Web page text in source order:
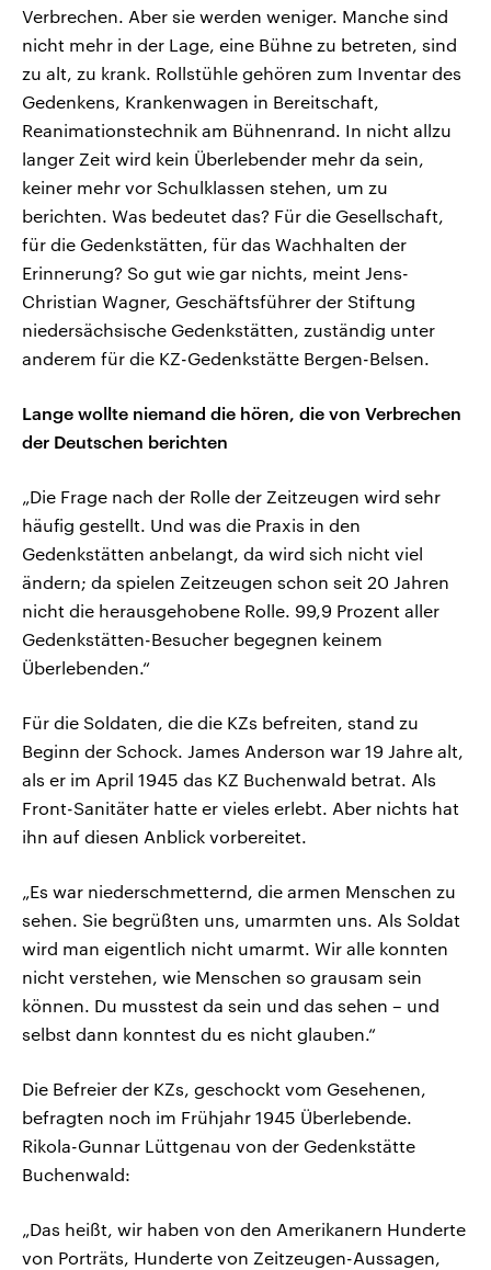
Verbrechen. Aber sie werden weniger. Manche sind
nicht mehr in der Lage, eine Bühne zu betreten, sind
zu alt, zu krank. Rollstühle gehören zum Inventar des
Gedenkens, Krankenwagen in Bereitschaft,
Reanimationstechnik am Bühnenrand. In nicht allzu
langer Zeit wird kein Überlebender mehr da sein,
keiner mehr vor Schulklassen stehen, um zu
berichten. Was bedeutet das? Für die Gesellschaft,
für die Gedenkstätten, für das Wachhalten der
Erinnerung? So gut wie gar nichts, meint Jens-
Christian Wagner, Geschäftsführer der Stiftung
niedersächsische Gedenkstätten, zuständig unter
anderem für die KZ-Gedenkstätte Bergen-Belsen.
Lange wollte niemand die hören, die von Verbrechen
der Deutschen berichten
„Die Frage nach der Rolle der Zeitzeugen wird sehr
häufig gestellt. Und was die Praxis in den
Gedenkstätten anbelangt, da wird sich nicht viel
ändern; da spielen Zeitzeugen schon seit 20 Jahren
nicht die herausgehobene Rolle. 99,9 Prozent aller
Gedenkstätten-Besucher begegnen keinem
Überlebenden.“
Für die Soldaten, die die KZs befreiten, stand zu
Beginn der Schock. James Anderson war 19 Jahre alt,
als er im April 1945 das KZ Buchenwald betrat. Als
Front-Sanitäter hatte er vieles erlebt. Aber nichts hat
ihn auf diesen Anblick vorbereitet.
„Es war niederschmetternd, die armen Menschen zu
sehen. Sie begrüßten uns, umarmten uns. Als Soldat
wird man eigentlich nicht umarmt. Wir alle konnten
nicht verstehen, wie Menschen so grausam sein
können. Du musstest da sein und das sehen – und
selbst dann konntest du es nicht glauben.“
Die Befreier der KZs, geschockt vom Gesehenen,
befragten noch im Frühjahr 1945 Überlebende.
Rikola-Gunnar Lüttgenau von der Gedenkstätte
Buchenwald:
„Das heißt, wir haben von den Amerikanern Hunderte
von Porträts, Hunderte von Zeitzeugen-Aussagen,